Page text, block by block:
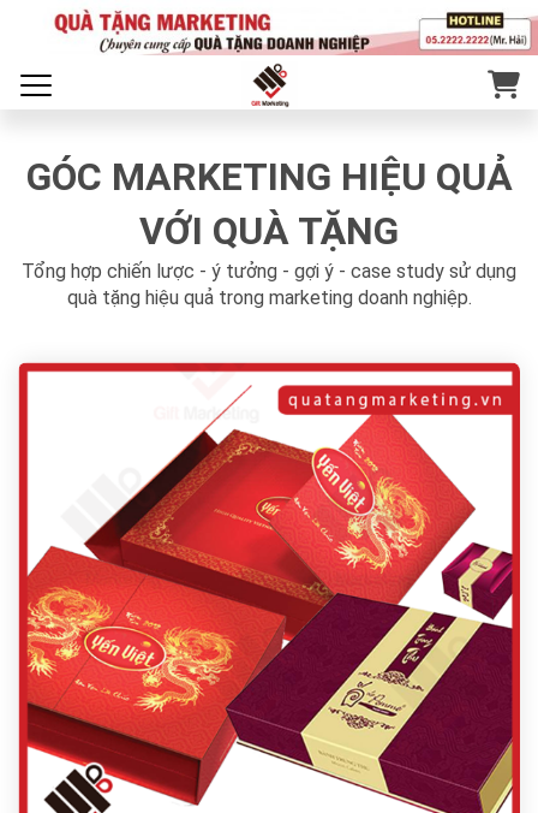
GÓC MARKETING HIỆU QUẢ
VỚI QUÀ TẶNG
Tổng hợp chiến lược - ý tưởng - gợi ý - case study sử dụng
quà tặng hiệu quả trong marketing doanh nghiệp.